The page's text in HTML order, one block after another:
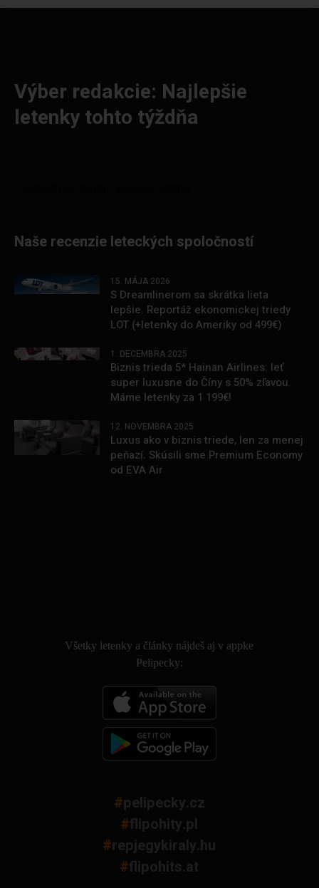
Výber redakcie: Najlepšie
letenky tohto týždňa
Naše recenzie leteckých spoločností
15. MÁJA 2026
S Dreamlinerom sa skrátka lieta
lepšie. Reportáž ekonomickej triedy
LOT (+letenky do Ameriky od 499€)
1. DECEMBRA 2025
Biznis trieda 5* Hainan Airlines: leť
super luxusne do Číny s 50% zľavou.
Máme letenky za 1 199€!
12. NOVEMBRA 2025
Luxus ako v biznis triede, len za menej
peňazí. Skúsili sme Premium Economy
od EVA Air
Všetky letenky a články nájdeš aj v appke
Pelipecky:
#pelipecky.cz
#flipohity.pl
#repjegykiraly.hu
#flipohits.at